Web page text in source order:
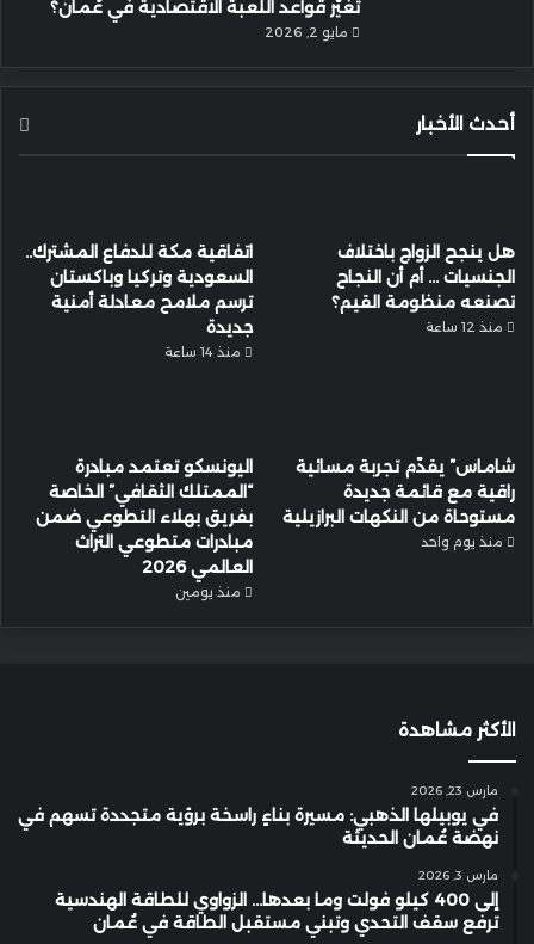
تغيّر قواعد اللعبة الاقتصادية في عُمان؟
مايو 2, 2026
أحدث الأخبار
هل ينجح الزواج باختلاف
الجنسيات … أم أن النجاح
تصنعه منظومة القيم؟
منذ 12 ساعة
اتفاقية مكة للدفاع المشترك..
السعودية وتركيا وباكستان
ترسم ملامح معادلة أمنية
جديدة
منذ 14 ساعة
شاماس” يقدّم تجربة مسائية
راقية مع قائمة جديدة
مستوحاة من النكهات البرازيلية
منذ يوم واحد
اليونسكو تعتمد مبادرة
“الممتلك الثقافي” الخاصة
بفريق بهلاء التطوعي ضمن
مبادرات متطوعي التراث
العالمي 2026
منذ يومين
الأكثر مشاهدة
مارس 23, 2026
في يوبيلها الذهبي: مسيرة بناءٍ راسخة برؤية متجددة تسهم في
نهضة عُمان الحديثة
مارس 3, 2026
إلى 400 كيلو فولت وما بعدها… الزواوي للطاقة الهندسية
ترفع سقف التحدي وتبني مستقبل الطاقة في عُمان